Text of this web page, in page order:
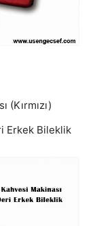
(Kırmızı)
Erkek Bileklik